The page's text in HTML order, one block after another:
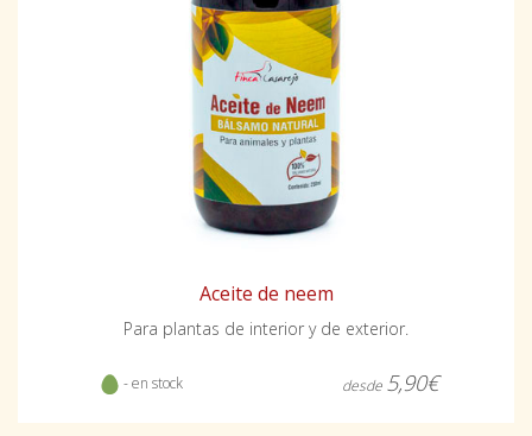
Aceite de neem
Para plantas de interior y de exterior.
- en stock desde 5,90€